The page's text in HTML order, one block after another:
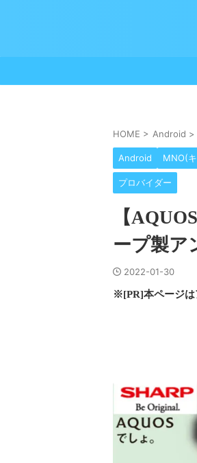
HOME > Android >
Android MNO(
プロバイダー
【
ープ製ア
2022-01-30
※[PR]本ページは